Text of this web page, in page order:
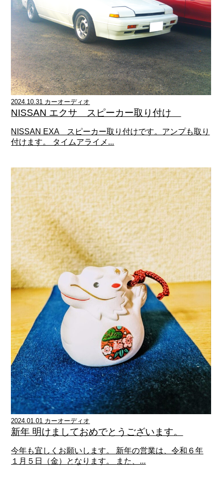
2024.10.31 カーオーディオ
NISSAN エクサ スピーカー取り付け
NISSAN EXA スピーカー取り付けです。アンプも取り
付けます。 タイムアライメ...
2024.01.01 カーオーディオ
新年 明けましておめでとうございます。
今年も宜しくお願いします。 新年の営業は、令和６年
１月５日（金）となります。 また、...